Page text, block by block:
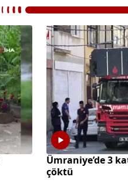
Ümraniye’de 3
çöktü